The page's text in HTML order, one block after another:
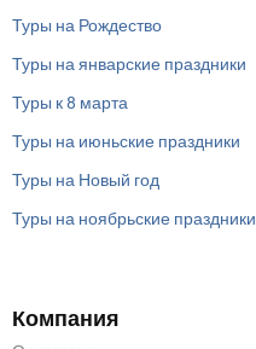
Туры на Рождество
Туры на январские праздники
Туры к 8 марта
Туры на июньские праздники
Туры на Новый год
Туры на ноябрьские праздники
Компания